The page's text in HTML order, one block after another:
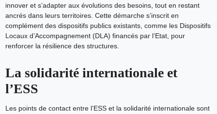
innover et s’adapter aux évolutions des besoins, tout en restant
ancrés dans leurs territoires. Cette démarche s’inscrit en
complément des dispositifs publics existants, comme les Dispositifs
Locaux d’Accompagnement (DLA) financés par l’Etat, pour
renforcer la résilience des structures.
La solidarité internationale et
l’ESS
Les points de contact entre l’ESS et la solidarité internationale sont